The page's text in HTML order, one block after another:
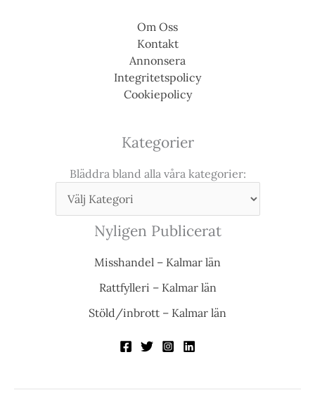
Om Oss
Kontakt
Annonsera
Integritetspolicy
Cookiepolicy
Kategorier
Bläddra bland alla våra kategorier:
Nyligen Publicerat
Misshandel – Kalmar län
Rattfylleri – Kalmar län
Stöld/inbrott – Kalmar län